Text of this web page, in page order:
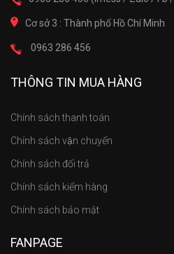
Cơ sở 3 : Thành phố Hồ Chí Minh
0963 286 456
THÔNG TIN MUA HÀNG
Chính sách thanh toán
Chính sách vận chuyển
Chính sách đổi trả
Chính sách kiểm hàng
Chính sách bảo mật
FANPAGE